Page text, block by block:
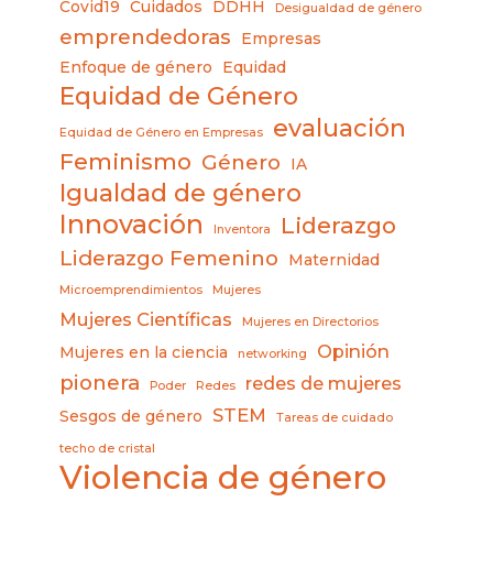
Covid19 Cuidados DDHH Desigualdad de género
emprendedoras
Empresas
Enfoque de género
Equidad
Equidad de Género
Equidad de Género en Empresas evaluación
Feminismo Género IA
Igualdad de género
Innovación Inventora Liderazgo
Liderazgo Femenino Maternidad
Microemprendimientos Mujeres
Mujeres Científicas Mujeres en Directorios
Mujeres en la ciencia networking Opinión
pionera Poder Redes redes de mujeres
Sesgos de género STEM Tareas de cuidado
techo de cristal
Violencia de género